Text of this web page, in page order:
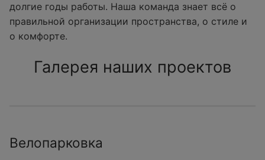
долгие годы работы. Наша команда знает всё о
правильной организации пространства, о стиле и
о комфорте.
Галерея наших проектов
Велопарковка